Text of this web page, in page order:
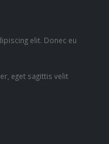
elit. Donec eu
eget sagittis velit